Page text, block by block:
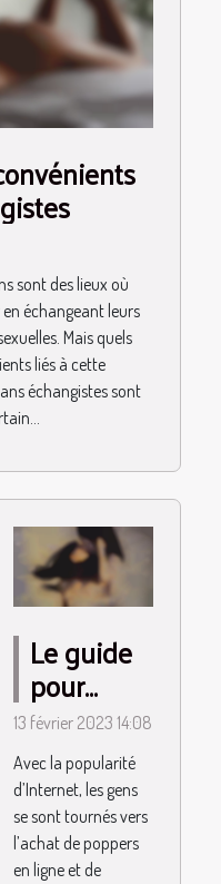
sont des lieux où
échangeant leurs
Mais quels
liés à cette
échangistes sont
Le guide
pour
acheter
des
poppers
en ligne
13 février 2023 14:08
Avec la popularité
d’Internet, les gens
se sont tournés vers
l’achat de poppers
en ligne et de